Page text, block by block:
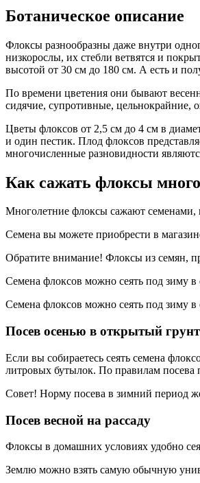
Ботаническое описание
Флоксы разнообразны даже внутри
низкорослы, их стебли ветвятся и
высотой от 30 см до 180 см. А есть и
По времени цветения они бывают
сидячие, супротивные, цельнокрайние,
Цветы флоксов от 2,5 см до 4 см в
и один пестик. Плод флоксов
многочисленные разновидности
Как сажать флоксы
Многолетние флоксы сажают семенами,
Семена вы можете приобрести в
Обратите внимание! Флоксы из семян,
Семена флоксов можно сеять под зиму
Семена флоксов можно сеять под зиму
Посев осенью в открытый грунт
Если вы собираетесь сеять семена
литровых бутылок. По правилам посева
Совет! Норму посева в зимний период
Посев весной на рассаду
Флоксы в домашних условиях удобно
Землю можно взять самую обычную